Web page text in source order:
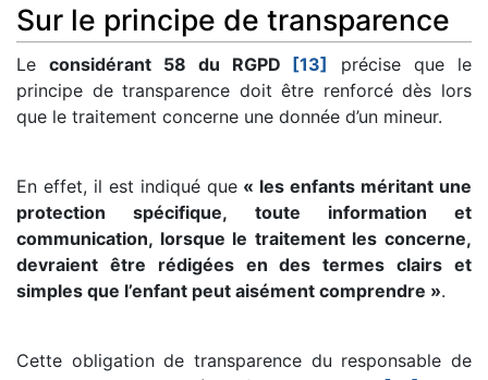
Sur le principe de transparence
Le considérant 58 du RGPD [13]
précise que le
principe de transparence doit être renforcé dès lors
que le traitement concerne une donnée d’un mineur.
En effet, il est indiqué que « les enfants méritant une
protection spécifique, toute information et
communication, lorsque le traitement les concerne,
devraient être rédigées en des termes clairs et
simples que l’enfant peut aisément comprendre ».
Cette obligation de transparence du responsable de